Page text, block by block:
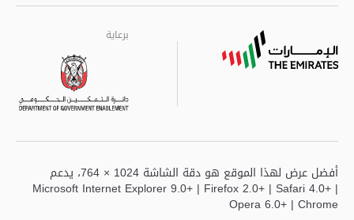
برعاية
برعاية
أفضل عرض لهذا الموقع هو دقة الشاشة 1024 × 764، يدعم
Microsoft Internet Explorer 9.0+ | Firefox 2.0+ | Safari 4.0+ |
Opera 6.0+ | Chrome